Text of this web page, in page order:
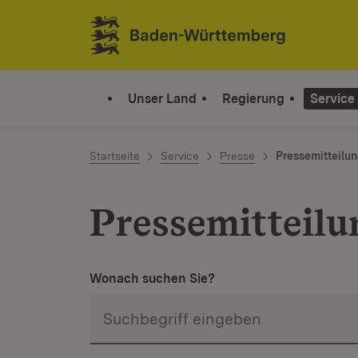
Zum Inhalt springen
Link zur Startseite
Unser Land Regierung Service
Startseite Service Presse
Wonach suchen Sie?